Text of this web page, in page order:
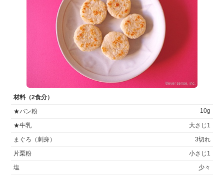
材料（2食分）
★パン粉
10g
★牛乳
大さじ1
まぐろ（刺身）
3切れ
片栗粉
小さじ1
塩
少々